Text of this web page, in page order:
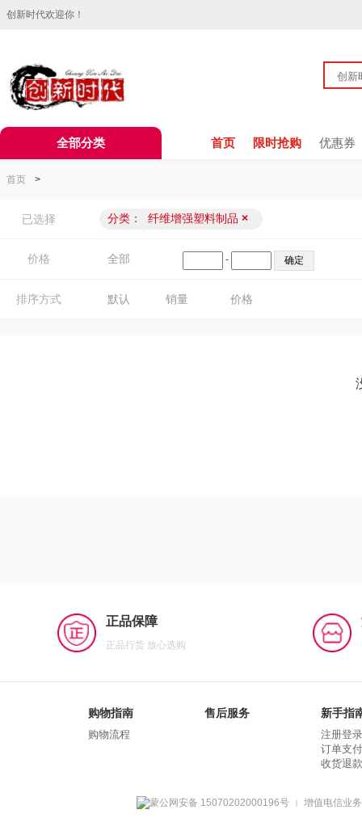
创新时代欢迎你！
全部分类 首页 限时抢购 优惠券
首页 >
已选择 分类： 纤维增强塑料制品 ×
价格 全部 -
排序方式 默认 销量 价格
正品保障
正品行货 放心选购
购物指南
购物流程
售后服务 新手指
注册登录
订单支付
收货退款
蒙公网安备 15070202000196号 增值电信业